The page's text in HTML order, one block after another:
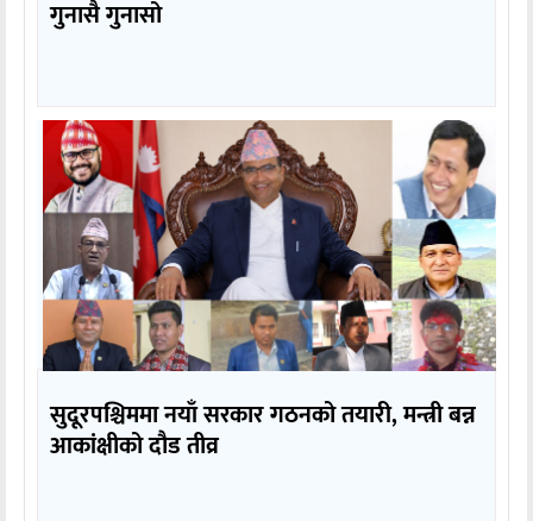
गुनासै गुनासो
सुदूरपश्चिममा नयाँ सरकार गठनको तयारी, मन्त्री बन्न
आकांक्षीको दौड तीव्र